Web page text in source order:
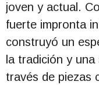
joven y actual.
fuerte impronta
construyó un
la tradición y
través de piezas